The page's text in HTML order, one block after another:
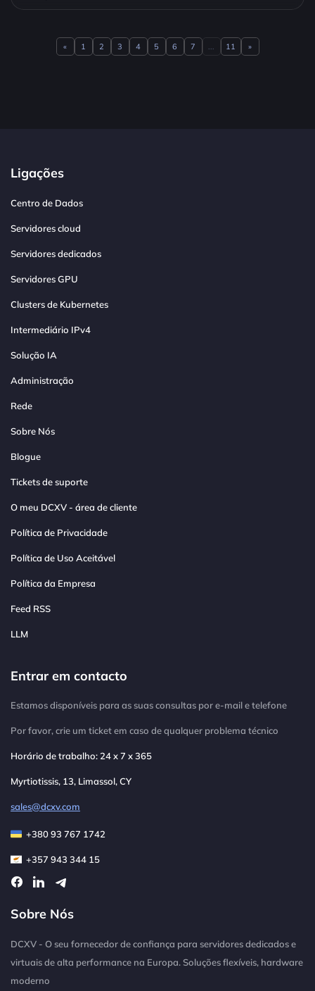
«Previous
1 2 3 4 5 6 7 11 Next
»
Ligações
Centro de Dados
Servidores cloud
Servidores dedicados
Servidores GPU
Clusters de Kubernetes
Intermediário IPv4
Solução IA
Administração
Rede
Sobre Nós
Blogue
Tickets de suporte
O meu DCXV - área de cliente
Política de Privacidade
Política de Uso Aceitável
Política da Empresa
Feed RSS
LLM
Entrar em contacto
Estamos disponíveis para as suas consultas por e-mail e telefone
Por favor, crie um ticket em caso de qualquer problema técnico
Horário de trabalho: 24 x 7 x 365
Myrtiotissis, 13, Limassol, CY
sales@dcxv.com
+380 93 767 1742
+357 943 344 15
Sobre Nós
DCXV - O seu fornecedor de confiança para servidores dedicados e
virtuais de alta performance na Europa. Soluções flexíveis, hardware
moderno